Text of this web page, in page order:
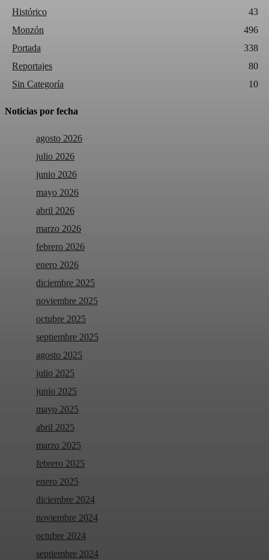
Histórico
43
Monzón
496
Portada
338
Reportajes
80
Sin Categoría
10
Noticias por fecha
agosto 2026
julio 2026
junio 2026
mayo 2026
abril 2026
marzo 2026
febrero 2026
enero 2026
diciembre 2025
noviembre 2025
octubre 2025
septiembre 2025
agosto 2025
julio 2025
junio 2025
mayo 2025
abril 2025
marzo 2025
febrero 2025
enero 2025
diciembre 2024
noviembre 2024
octubre 2024
septiembre 2024